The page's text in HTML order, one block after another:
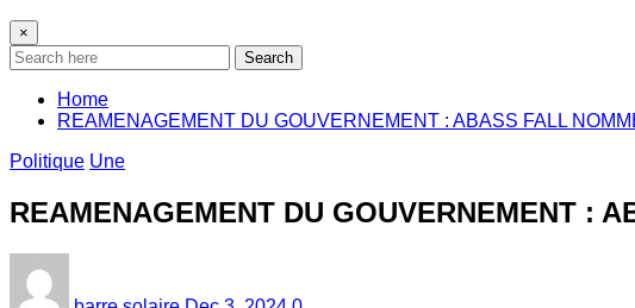
×
Search
Home
REAMENAGEMENT DU GOUVERNEMENT : ABASS FALL
Politique Une
REAMENAGEMENT DU GOUVERNEMENT :